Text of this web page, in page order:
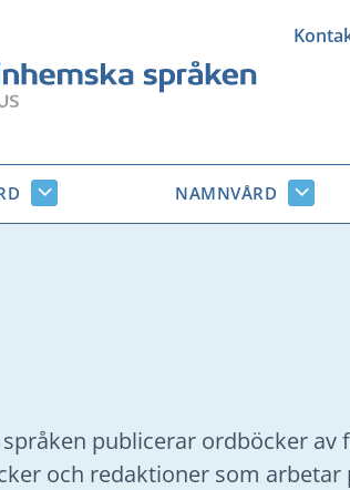
Språkvård
undersidor
NAMNVÅRD
publicerar ordböcker av
och redaktioner som arbetar